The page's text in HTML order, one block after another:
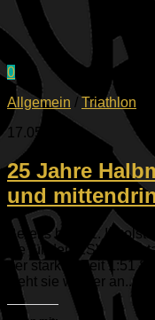
0
Allgemein / Triathlon
17.05.2026
25 Jahre
und
Bereits beim 1.
sie für den ESV
der starken Zeit 1:51
steht sie wieder an...